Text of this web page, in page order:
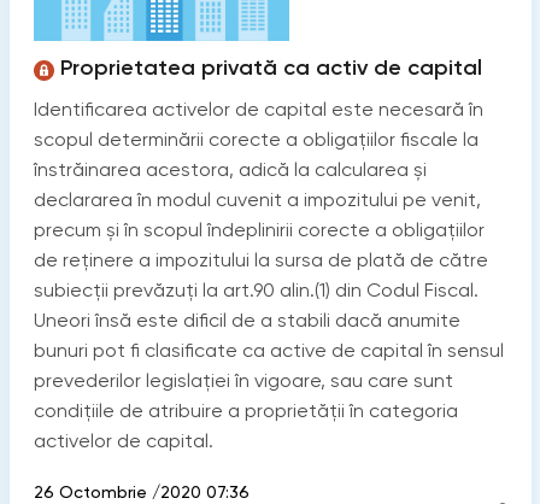
Proprietatea privată ca activ de capital
Identificarea activelor de capital este necesară în
scopul determinării corecte a obligațiilor fiscale la
înstrăinarea acestora, adică la calcularea și
declararea în modul cuvenit a impozitului pe venit,
precum și în scopul îndeplinirii corecte a obligațiilor
de reținere a impozitului la sursa de plată de către
subiecții prevăzuți la art.90 alin.(1) din Codul Fiscal.
Uneori însă este dificil de a stabili dacă anumite
bunuri pot fi clasificate ca active de capital în sensul
prevederilor legislației în vigoare, sau care sunt
condițiile de atribuire a proprietății în categoria
activelor de capital.
26 Octombrie /2020 07:36